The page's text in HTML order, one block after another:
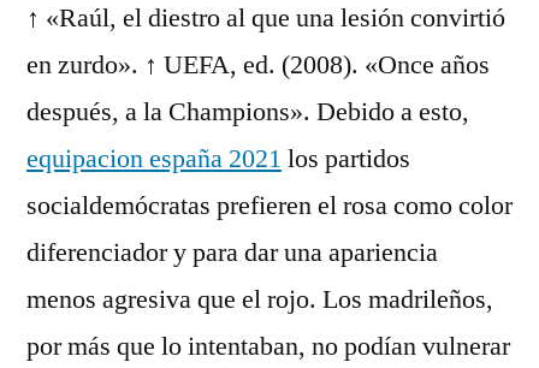
↑ «Raúl, el diestro al que una lesión convirtió
en zurdo». ↑ UEFA, ed. (2008). «Once años
después, a la Champions». Debido a esto,
equipacion españa 2021 los partidos
socialdemócratas prefieren el rosa como color
diferenciador y para dar una apariencia
menos agresiva que el rojo. Los madrileños,
por más que lo intentaban, no podían vulnerar